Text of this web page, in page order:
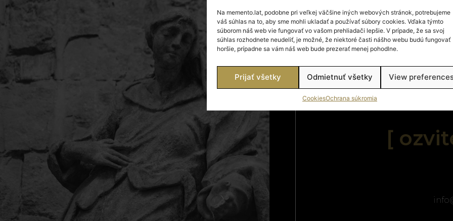
Na memento.lat, podobne pri veľkej väčšine iných webových stránok, potrebujeme
váš súhlas na to, aby sme mohli ukladať a používať súbory cookies. Vďaka týmto
súborom náš web vie fungovať vo vašom prehliadači lepšie. V prípade, že sa svoj
súhlas rozhodnete neudeliť, je možné, že niektoré časti nášho webu budú fungovať
horšie, prípadne sa vám náš web bude prezerať menej pohodlne.
Prijať všetky Odmietnuť všetky View
CookiesOchrana súkromia
[